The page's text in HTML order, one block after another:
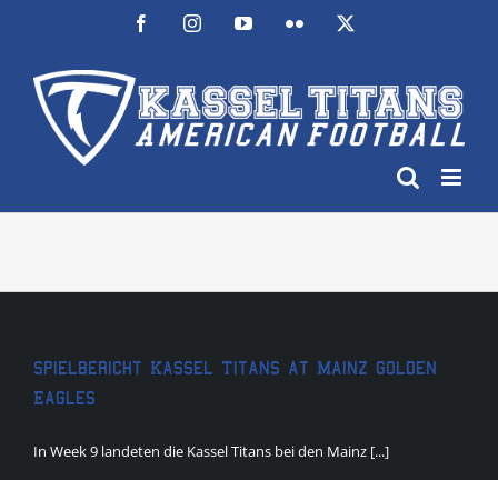
FacebookInstagramYouTubeFlickr
Spielbericht Kassel Titans at Mainz Golden
Eagles
In Week 9 landeten die Kassel Titans bei den Mainz [...]